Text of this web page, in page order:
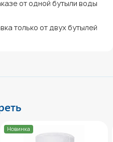
от одной бутыли воды
только от двух бутылей
Новинка